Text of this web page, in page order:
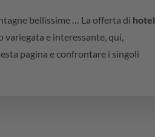
bellissime … La offerta di hotel
e interessante, qui,
pagina e confrontare i singoli